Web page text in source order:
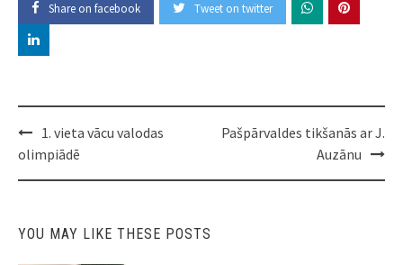
Share on facebook Tweet on twitter
Post
navigation
1. vieta vācu valodas
olimpiādē
Pašpārvaldes tikšanās ar J.
Auzānu
YOU MAY LIKE THESE POSTS